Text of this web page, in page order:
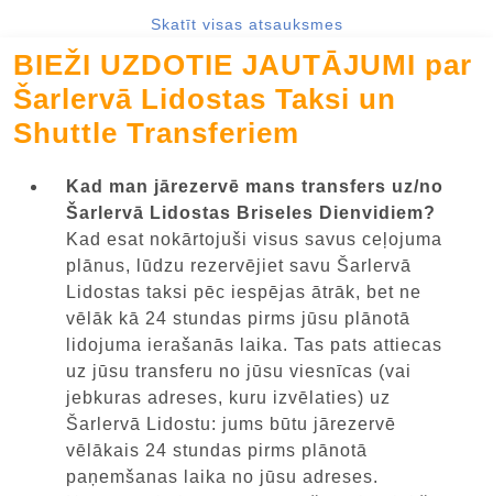
Skatīt visas atsauksmes
BIEŽI UZDOTIE JAUTĀJUMI par
Šarlervā Lidostas Taksi un
Shuttle Transferiem
Kad man jārezervē mans transfers uz/no
Šarlervā Lidostas Briseles Dienvidiem?
Kad esat nokārtojuši visus savus ceļojuma
plānus, lūdzu rezervējiet savu Šarlervā
Lidostas taksi pēc iespējas ātrāk, bet ne
vēlāk kā 24 stundas pirms jūsu plānotā
lidojuma ierašanās laika. Tas pats attiecas
uz jūsu transferu no jūsu viesnīcas (vai
jebkuras adreses, kuru izvēlaties) uz
Šarlervā Lidostu: jums būtu jārezervē
vēlākais 24 stundas pirms plānotā
paņemšanas laika no jūsu adreses.